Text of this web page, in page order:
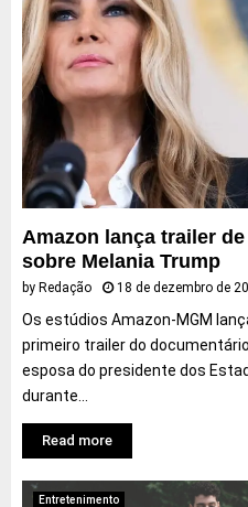
Amazon lança trailer
sobre Melania Trump
by Redação 18 de dezembro de
Os estúdios Amazon-MGM
primeiro trailer do
esposa do presidente dos
durante...
Read more
Entretenimento